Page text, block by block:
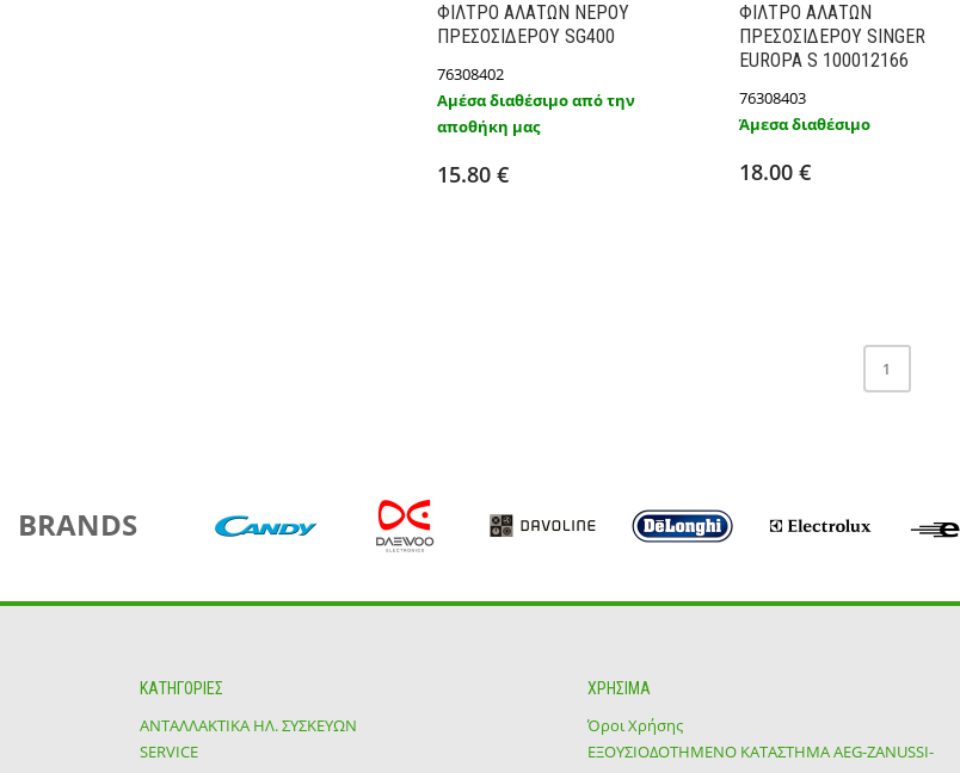
ΦΙΛΤΡΟ ΑΛΑΤΩΝ ΝΕΡΟΥ
ΠΡΕΣΟΣΙΔΕΡΟY SG400
76308402
Αμέσα διαθέσιμο από την
αποθήκη μας
15.80 €
Προσθήκη στο καλάθι
ΦΙΛΤΡΟ ΑΛΑΤΩΝ
ΠΡΕΣΟΣΙΔΕΡΟY SINGER
EUROPA S 100012166
76308403
Άμεσα διαθέσιμο
18.00 €
Προσθήκη στο καλάθι
1
BRANDS
ΚΑΤΗΓΟΡΙΕΣ
ΑΝΤΑΛΛΑΚΤΙΚΑ ΗΛ. ΣΥΣΚΕΥΩΝ
SERVICE
ΧΡΗΣΙΜΑ
Όροι Χρήσης
ΕΞΟΥΣΙΟΔΟΤΗΜΕΝΟ ΚΑΤΑΣΤΗΜΑ ΑΕG-ZANUSSI-